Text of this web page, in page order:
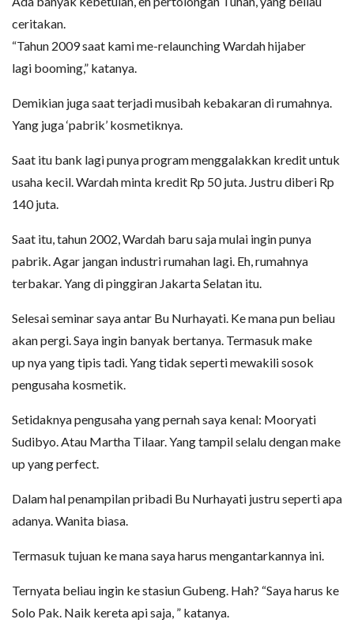
ceritakan.
“Tahun 2009 saat kami me-relaunching Wardah hijaber
lagi booming,” katanya.
Demikian juga saat terjadi musibah kebakaran di rumahnya.
Yang juga ‘pabrik’ kosmetiknya.
Saat itu bank lagi punya program menggalakkan kredit untuk
usaha kecil. Wardah minta kredit Rp 50 juta. Justru diberi Rp
140 juta.
Saat itu, tahun 2002, Wardah baru saja mulai ingin punya
pabrik. Agar jangan industri rumahan lagi. Eh, rumahnya
terbakar. Yang di pinggiran Jakarta Selatan itu.
Selesai seminar saya antar Bu Nurhayati. Ke mana pun beliau
akan pergi. Saya ingin banyak bertanya. Termasuk make
up nya yang tipis tadi. Yang tidak seperti mewakili sosok
pengusaha kosmetik.
Setidaknya pengusaha yang pernah saya kenal: Mooryati
Sudibyo. Atau Martha Tilaar. Yang tampil selalu dengan make
up yang perfect.
Dalam hal penampilan pribadi Bu Nurhayati justru seperti apa
adanya. Wanita biasa.
Termasuk tujuan ke mana saya harus mengantarkannya ini.
Ternyata beliau ingin ke stasiun Gubeng. Hah? “Saya harus ke
Solo Pak. Naik kereta api saja, ” katanya.